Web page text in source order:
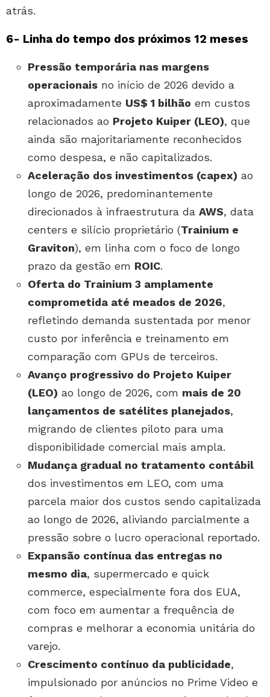
atrás.
6- Linha do tempo dos próximos 12 meses
Pressão temporária nas margens
operacionais no início de 2026 devido a
aproximadamente US$ 1 bilhão em custos
relacionados ao Projeto Kuiper (LEO), que
ainda são majoritariamente reconhecidos
como despesa, e não capitalizados.
Aceleração dos investimentos (capex) ao
longo de 2026, predominantemente
direcionados à infraestrutura da AWS, data
centers e silício proprietário (Trainium e
Graviton), em linha com o foco de longo
prazo da gestão em ROIC.
Oferta do Trainium 3 amplamente
comprometida até meados de 2026,
refletindo demanda sustentada por menor
custo por inferência e treinamento em
comparação com GPUs de terceiros.
Avanço progressivo do Projeto Kuiper
(LEO) ao longo de 2026, com mais de 20
lançamentos de satélites planejados,
migrando de clientes piloto para uma
disponibilidade comercial mais ampla.
Mudança gradual no tratamento contábil
dos investimentos em LEO, com uma
parcela maior dos custos sendo capitalizada
ao longo de 2026, aliviando parcialmente a
pressão sobre o lucro operacional reportado.
Expansão contínua das entregas no
mesmo dia, supermercado e quick
commerce, especialmente fora dos EUA,
com foco em aumentar a frequência de
compras e melhorar a economia unitária do
varejo.
Crescimento contínuo da publicidade,
impulsionado por anúncios no Prime Video e